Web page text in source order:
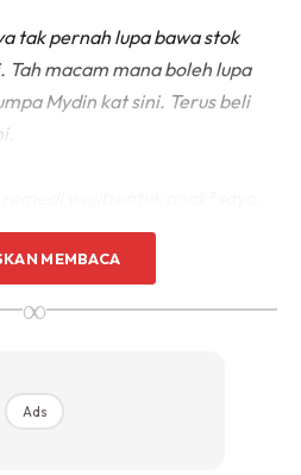
tak pernah lupa bawa stok
Tah macam mana boleh lupa
Mydin kat sini. Terus beli
air biji kembang
untuk menurunkan panas
MEMBACA
∞
Ads